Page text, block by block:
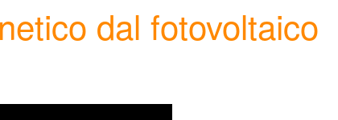
dal fotovoltaico